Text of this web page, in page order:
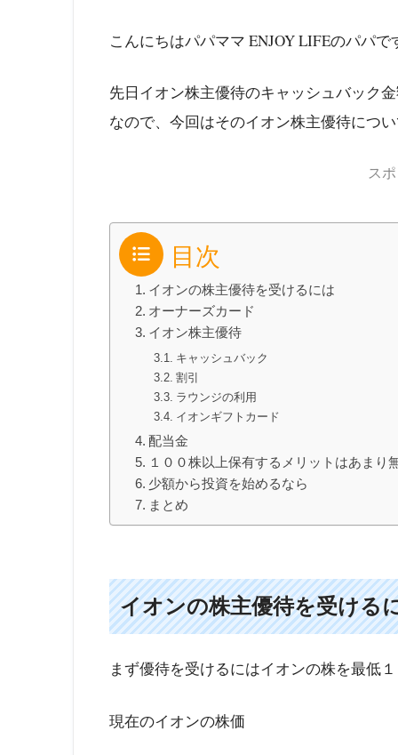
こんにちはパパママ ENJOY LIFEのパパで
先日イオン株主優待のキャッシュバック
なので、今回はそのイオン株主優待につ
ス
目次
イオン株主優待
キャッシュバック
割引
イオンギフトカード
１００株以上保有するメリットはあまり